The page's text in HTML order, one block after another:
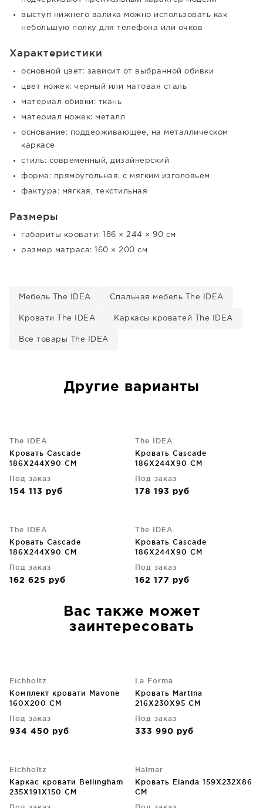
выступ нижнего валика можно использовать как
небольшую полку для телефона или очков
Характеристики
основной цвет: зависит от выбранной обивки
цвет ножек: черный или матовая сталь
материал обивки: ткань
материал ножек: металл
основание: поддерживающее, на металлическом
каркасе
стиль: современный, дизайнерский
форма: прямоугольная, с мягким изголовьем
фактура: мягкая, текстильная
Размеры
габариты кровати: 186 × 244 × 90 см
размер матраса: 160 × 200 см
Мебель The IDEA Спальная мебель The IDEA
Кровати The IDEA Каркасы кроватей The IDEA
Все товары The IDEA
Другие варианты
The IDEA
Кровать Cascade
186X244X90 CM
Под заказ
154 113 руб
The IDEA
Кровать Cascade
186X244X90 CM
Под заказ
178 193 руб
The IDEA
Кровать Cascade
186X244X90 CM
Под заказ
162 625 руб
The IDEA
Кровать Cascade
186X244X90 CM
Под заказ
162 177 руб
Вас также может
заинтересовать
Eichholtz
Комплект кровати Mavone
160X200 CM
Под заказ
934 450 руб
La Forma
Кровать Martina
216X230X95 CM
Под заказ
333 990 руб
Eichholtz
Каркас кровати Bellingham
235X191X150 CM
Halmar
Кровать Elanda 159X232X86
CM